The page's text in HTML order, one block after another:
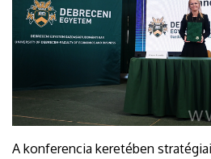
A konferencia keretében